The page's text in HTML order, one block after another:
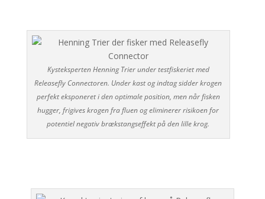
Kysteksperten Henning Trier under testfiskeriet med
Releasefly Connectoren. Under kast og indtag sidder krogen
perfekt eksponeret i den optimale position, men når fisken
hugger, frigives krogen fra fluen og eliminerer risikoen for
potentiel negativ brækstangseffekt på den lille krog.